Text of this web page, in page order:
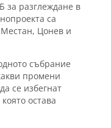
за разглеждане в
са
Цонев и
събрание
промени
се избегнат
остава